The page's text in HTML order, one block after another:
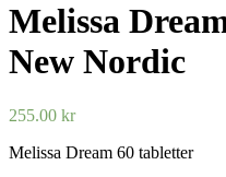
Melissa
New Nordic
255.00 kr
Melissa Dream 60 tabletter